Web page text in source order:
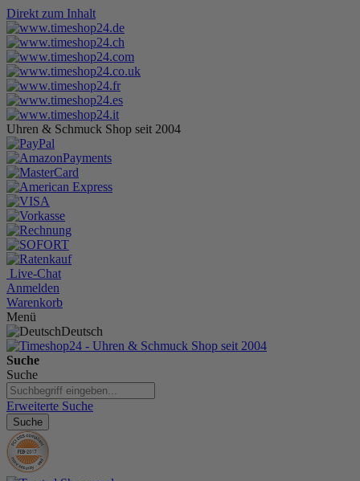
Direkt zum Inhalt
Uhren & Schmuck Shop seit 2004
Live-Chat
Anmelden
Warenkorb
Menü
Deutsch
Suche
Suche
Erweiterte Suche
Suche